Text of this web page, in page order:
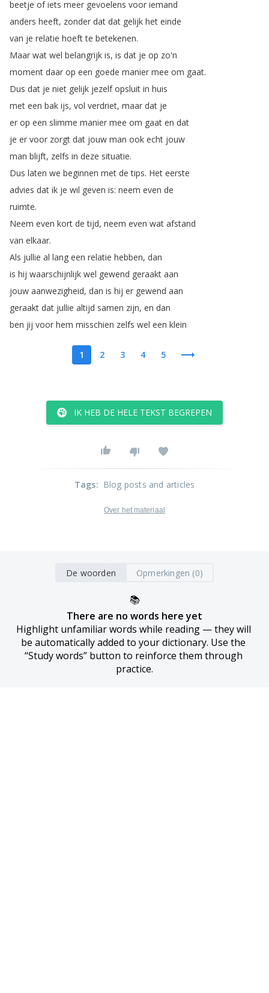
beetje of iets meer gevoelens voor iemand
anders heeft, zonder dat dat gelijk het einde
van je relatie hoeft te betekenen.
Maar wat wel belangrijk is, is dat je op zo'n
moment daar op een goede manier mee om gaat.
Dus dat je niet gelijk jezelf opsluit in huis
met een bak ijs, vol verdriet, maar dat je
er op een slimme manier mee om gaat en dat
je er voor zorgt dat jouw man ook echt jouw
man blijft, zelfs in deze situatie.
Dus laten we beginnen met de tips. Het eerste
advies dat ik je wil geven is: neem even de
ruimte.
Neem even kort de tijd, neem even wat afstand
van elkaar.
Als jullie al lang een relatie hebben, dan
is hij waarschijnlijk wel gewend geraakt aan
jouw aanwezigheid, dan is hij er gewend aan
geraakt dat jullie altijd samen zijn, en dan
ben jij voor hem misschien zelfs wel een klein
1 2 3 4 5
IK HEB DE HELE TEKST BEGREPEN
Tags: Blog posts and articles
Over het materiaal
De woorden Opmerkingen (0)
📚
There are no words here yet
Highlight unfamiliar words while reading — they will
be automatically added to your dictionary. Use the
“Study words” button to reinforce them through
practice.